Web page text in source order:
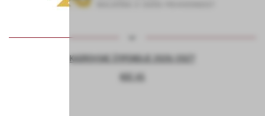
KADROVSKE ŠTIPENDIJE 2026/2027
KOC AS